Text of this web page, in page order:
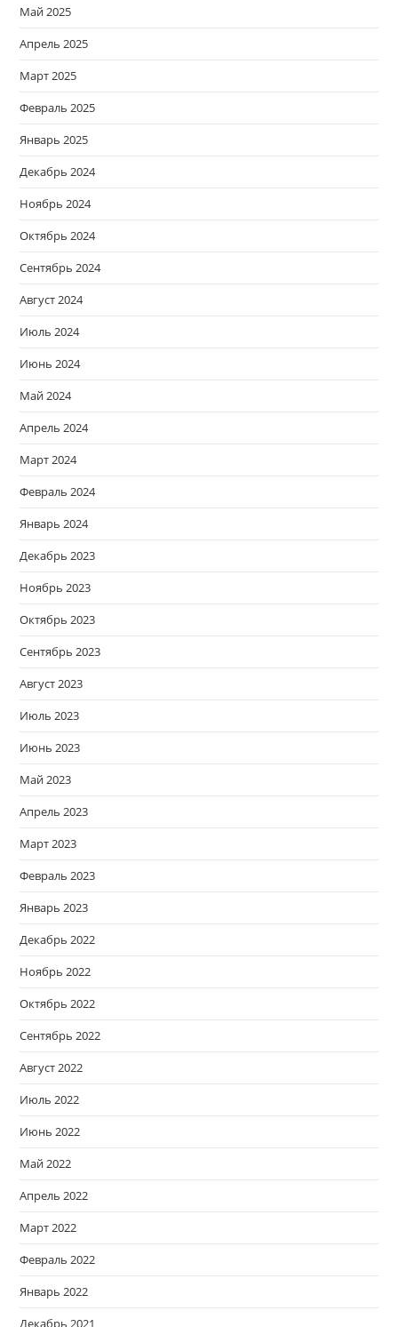
Май 2025
Апрель 2025
Март 2025
Февраль 2025
Январь 2025
Декабрь 2024
Ноябрь 2024
Октябрь 2024
Сентябрь 2024
Август 2024
Июль 2024
Июнь 2024
Май 2024
Апрель 2024
Март 2024
Февраль 2024
Январь 2024
Декабрь 2023
Ноябрь 2023
Октябрь 2023
Сентябрь 2023
Август 2023
Июль 2023
Июнь 2023
Май 2023
Апрель 2023
Март 2023
Февраль 2023
Январь 2023
Декабрь 2022
Ноябрь 2022
Октябрь 2022
Сентябрь 2022
Август 2022
Июль 2022
Июнь 2022
Май 2022
Апрель 2022
Март 2022
Февраль 2022
Январь 2022
Декабрь 2021